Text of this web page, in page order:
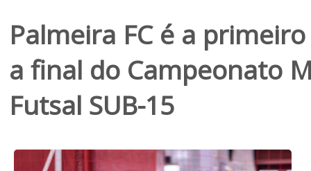
Palmeira FC é a
a final do Campeonato
Futsal SUB-15